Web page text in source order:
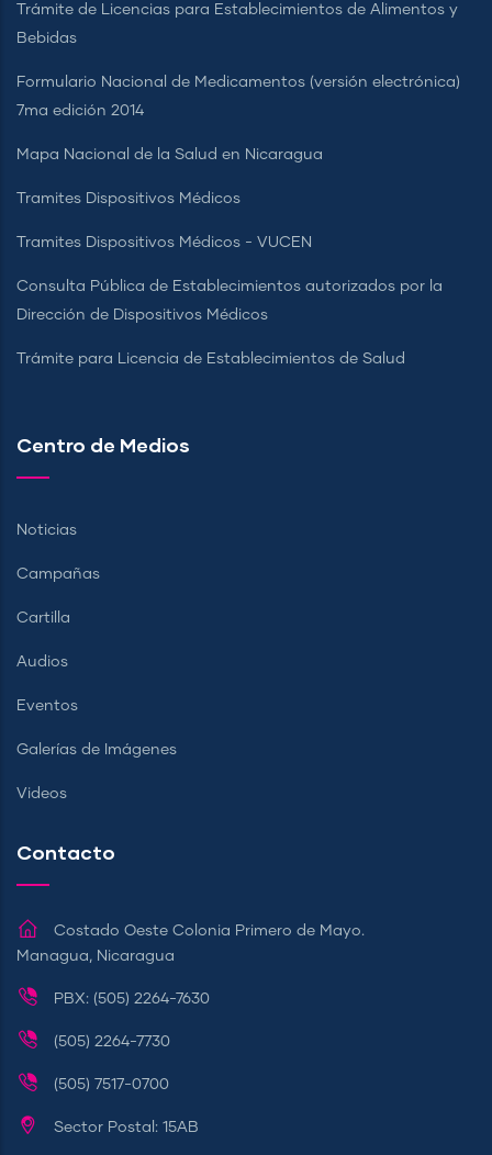
Trámite de Licencias para Establecimientos de Alimentos y
Bebidas
Formulario Nacional de Medicamentos (versión electrónica)
7ma edición 2014
Mapa Nacional de la Salud en Nicaragua
Tramites Dispositivos Médicos
Tramites Dispositivos Médicos - VUCEN
Consulta Pública de Establecimientos autorizados por la
Dirección de Dispositivos Médicos
Trámite para Licencia de Establecimientos de Salud
Centro de Medios
Noticias
Campañas
Cartilla
Audios
Eventos
Galerías de Imágenes
Videos
Contacto
Costado Oeste Colonia Primero de Mayo.
Managua, Nicaragua
PBX: (505) 2264-7630
(505) 2264-7730
(505) 7517-0700
Sector Postal: 15AB